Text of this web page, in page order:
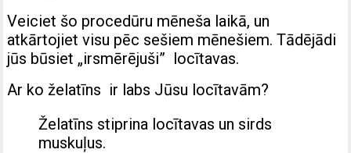
Veiciet šo procedūru mēneša laikā, un
atkārtojiet visu pēc sešiem mēnešiem. Tādējādi
jūs būsiet „irsmērējuši” locītavas.
Ar ko želatīns ir labs Jūsu locītavām?
Želatīns stiprina locītavas un sirds
muskuļus.